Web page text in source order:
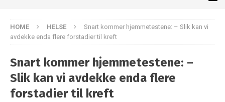
HOME HELSE
Snart kommer hjemmetestene: – Slik kan vi
avdekke enda flere forstadier til kreft
Snart kommer hjemmetestene: –
Slik kan vi avdekke enda flere
forstadier til kreft